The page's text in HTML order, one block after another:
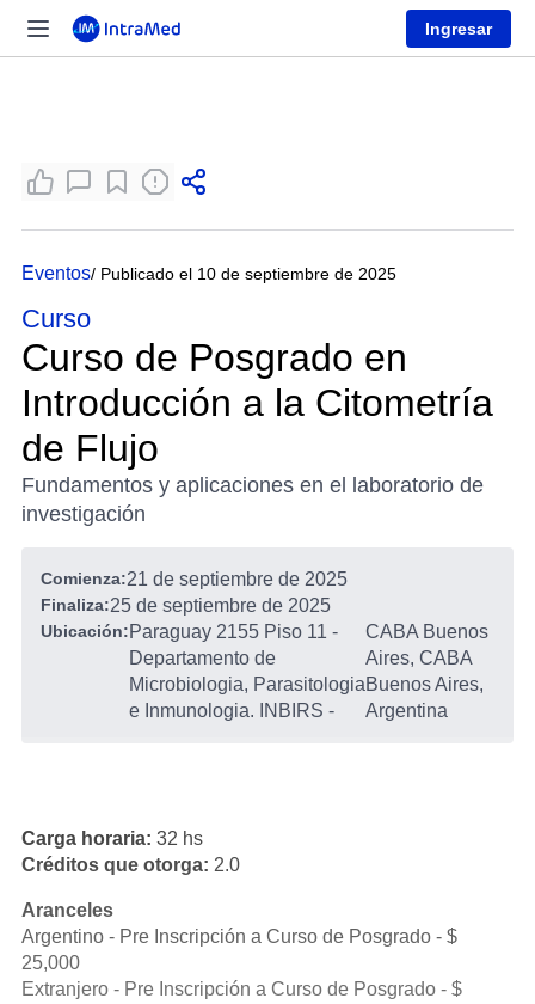
Ingresar
Eventos/ Publicado el 10 de septiembre de 2025
Curso
Curso de Posgrado en
Introducción a la Citometría
de Flujo
Fundamentos y aplicaciones en el laboratorio de
investigación
Comienza:21 de septiembre de 2025
Finaliza:25 de septiembre de 2025
Ubicación:Paraguay 2155 Piso 11 -
Departamento de
Microbiologia, Parasitologia
e Inmunologia. INBIRS -
CABA Buenos
Aires, CABA
Buenos Aires,
Argentina
Carga horaria: 32 hs
Créditos que otorga: 2.0
Aranceles
Argentino - Pre Inscripción a Curso de Posgrado - $
25,000
Extranjero - Pre Inscripción a Curso de Posgrado - $